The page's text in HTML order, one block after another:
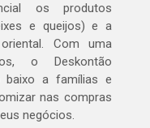
os produtos
e queijos) e a
Com uma
o Deskontão
baixo a famílias e
nas compras
negócios.